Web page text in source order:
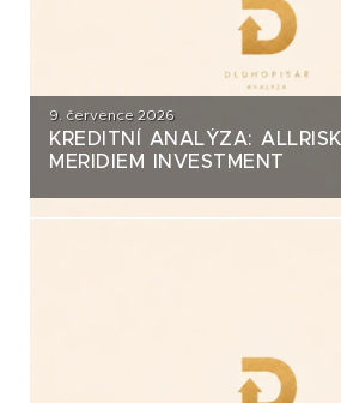
9. července 2026
KREDITNÍ ANALÝZA: ALLRISK
MERIDIEM INVESTMENT